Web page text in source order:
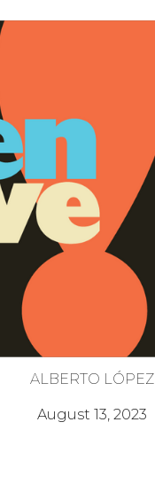
ALBERTO LÓPEZ
August 13, 2023